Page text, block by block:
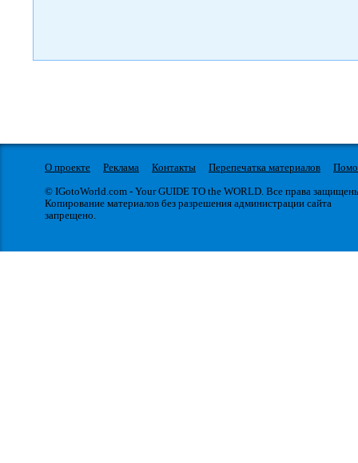
О проекте Реклама Контакты Перепечатка материалов
© IGotoWorld.com - Your GUIDE TO the WORLD. Все права
Копирование материалов без разрешения администрации сайта
запрещено.